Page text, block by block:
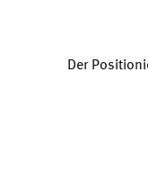
Der